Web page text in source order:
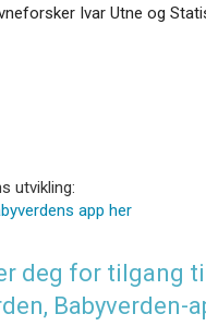
Ivar Utne og
utvikling:
app her
deg for tilgang
Babyverden-